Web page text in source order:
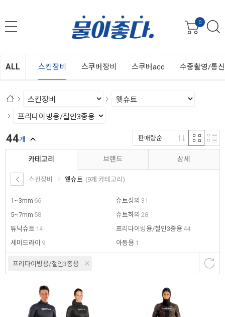
0
ALL 스킨장비 스쿠버장비 스쿠버acc 수중촬영/통
카테고리
스킨장비 웻슈트 (9개 카테고리)
1~3mm 66
5~7mm 58
튜닉슈트 14
세미드라이 9
슈트상의 31
슈트하의 28
프리다이빙용/철인3종용 44
아동용 1
브랜드 상세
프리다이빙용/철인3종용
44개 판매량순